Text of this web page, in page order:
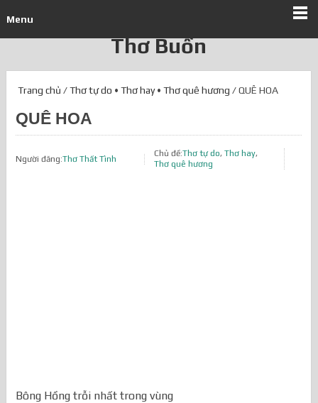
Menu
Thơ Buồn
Trang chủ /Thơ tự do •Thơ hay•Thơ quê hương / QUÊ HOA
QUÊ HOA
Người đăng:Thơ Thất Tình
Chủ đề:Thơ tự do,Thơ hay,
Thơ quê hương
Bông Hồng trỗi nhất trong vùng